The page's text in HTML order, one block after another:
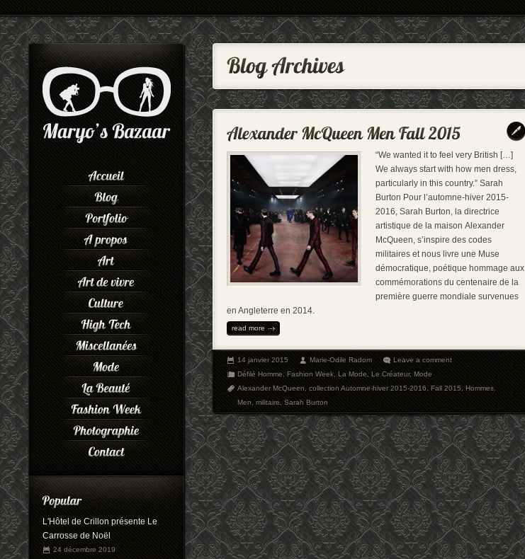
L'Hôtel de Crillon présente Le
Carrosse de Noël
24 décembre 2019
“We wanted it to feel very British […]
We always start with how men dress,
particularly in this country.” Sarah
Burton Pour l’automne-hiver 2015-
2016, Sarah Burton, la directrice
artistique de la maison Alexander
McQueen, s’inspire des codes
militaires et nous livre une Muse
démocratique, poétique hommage aux
commémorations du centenaire de la
première guerre mondiale survenues
en Angleterre en 2014.
read more
14 janvier 2015 Marie-Odile Radom
Leave a comment
Défilé Homme,Fashion Week,La Mode,Le Créateur,Mode
Alexander McQueen,collection Automne-hiver 2015-2016,Fall 2015,Hommes,
Men,militaire,Sarah Burton